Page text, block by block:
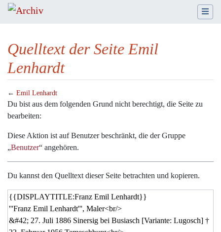
Quelltext der Seite Emil
Lenhardt
← Emil Lenhardt
Wechseln zu:Navigation,Suche
Du bist aus dem folgenden Grund nicht berechtigt, die Seite zu
bearbeiten:
Diese Aktion ist auf Benutzer beschränkt, die der Gruppe
„Benutzer“ angehören.
Du kannst den Quelltext dieser Seite betrachten und kopieren.